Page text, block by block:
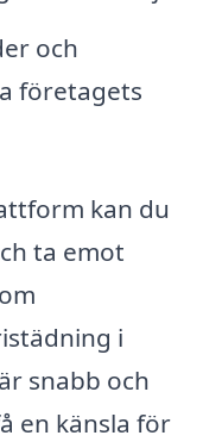
och
företagets
kan du
ta emot
i
snabb och
en känsla för